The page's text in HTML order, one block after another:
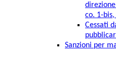
co. 1-
Cessati
Sanzioni per